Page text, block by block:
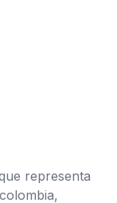
representa